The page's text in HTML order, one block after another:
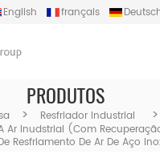
English français
PRODUTOS
> Resfriador Industrial >
Ar Inudstrial (com
Resfriamento De Ar De Aço